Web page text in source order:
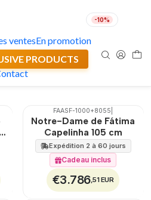
-10%
ventesEn promotion
PRODUCTS
Expédition actuelle: 0.00 €
Our Lady of Fatima
Filtres
🇵🇹
TOP
FAASF-1000+8055
Notre-Dame de Fátima
Capelinha 105 cm
Expédition 2 à 60 jours
Cadeau inclus
€3.786,51 EUR